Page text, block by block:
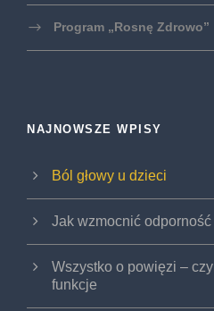
Program „Rosnę Zdrowo”
NAJNOWSZE WPISY
Ból głowy u dzieci
Jak wzmocnić
Wszystko o powięzi –
funkcje